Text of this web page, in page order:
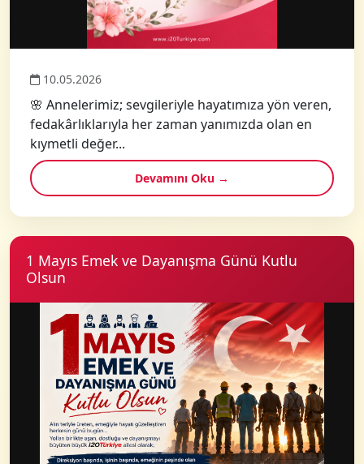
10.05.2026
🌸 Annelerimiz; sevgileriyle hayatımıza yön veren,
fedakârlıklarıyla her zaman yanımızda olan en
kıymetli değer...
Devamını Oku →
1 Mayıs Emek ve Dayanışma Günü Kutlu
Olsun